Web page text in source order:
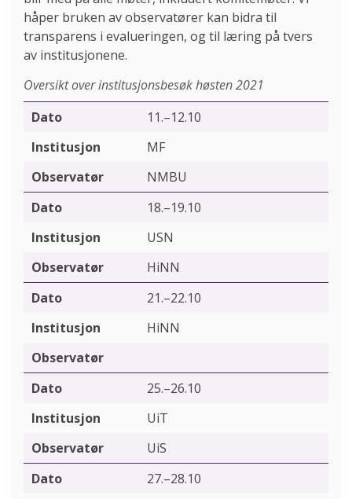
håper bruken av observatører kan bidra til
transparens i evalueringen, og til læring på tvers
av institusjonene.
Oversikt over institusjonsbesøk høsten 2021
11.–12.10
MF
NMBU
18.–19.10
USN
HiNN
21.–22.10
HiNN
25.–26.10
UiT
UiS
27.–28.10